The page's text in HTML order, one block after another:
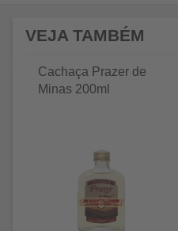
VEJA TAMBÉM
Cachaça Prazer de
Minas 200ml